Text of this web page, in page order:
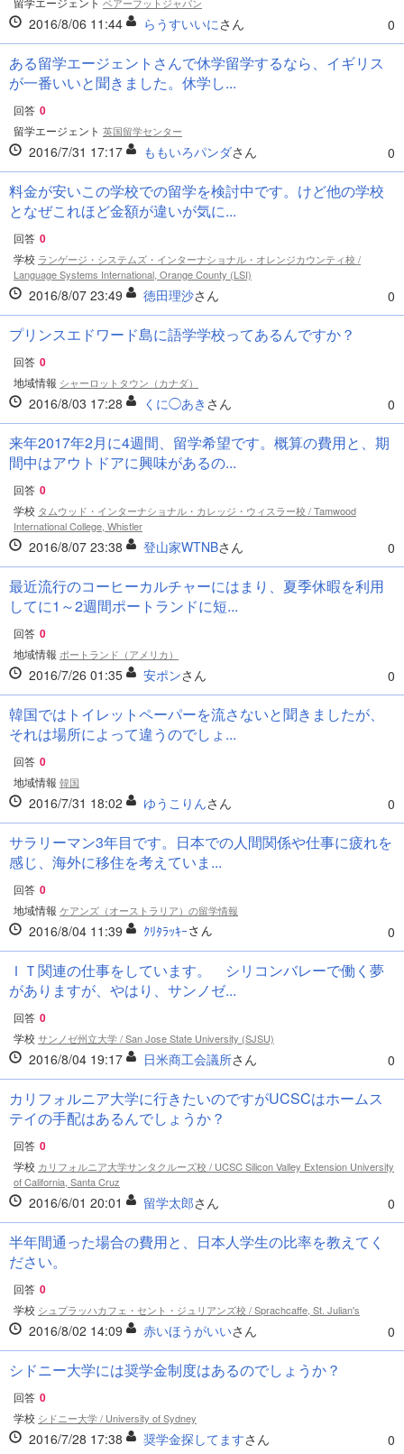
ベアーフットジャパン
2016/8/06 11:44 らうすいいにさん 0
ある留学エージェントさんで休学留学するなら、イギリス
が一番いいと聞きました。休学し...
回答 0
留学エージェント 英国留学センター
2016/7/31 17:17 ももいろパンダさん 0
料金が安いこの学校での留学を検討中です。けど他の学校
となぜこれほど金額が違いが気に...
回答 0
学校 ランゲージ・システムズ・インターナショナル・オレンジカウンティ校 /
Language Systems International, Orange County (LSI)
2016/8/07 23:49 徳田理沙さん 0
プリンスエドワード島に語学学校ってあるんですか？
回答 0
地域情報 シャーロットタウン（カナダ）
2016/8/03 17:28 くに◯あき さん 0
来年2017年2月に4週間、留学希望です。概算の費用と、期
間中はアウトドアに興味があるの...
回答 0
学校 タムウッド・インターナショナル・カレッジ・ウィスラー校 / Tamwood
International College, Whistler
2016/8/07 23:38 登山家WTNBさん 0
最近流行のコーヒーカルチャーにはまり、夏季休暇を利用
してに1～2週間ポートランドに短...
回答 0
地域情報 ポートランド（アメリカ）
2016/7/26 01:35 安ポンさん 0
韓国ではトイレットペーパーを流さないと聞きましたが、
それは場所によって違うのでしょ...
回答 0
地域情報 韓国
2016/7/31 18:02 ゆうこりんさん 0
サラリーマン3年目です。日本での人間関係や仕事に疲れを
感じ、海外に移住を考えていま...
回答 0
地域情報 ケアンズ（オーストラリア）の留学情報
2016/8/04 11:39 ｸﾘﾀﾗｯｷｰさん 0
ＩＴ関連の仕事をしています。 シリコンバレーで働く夢
がありますが、やはり、サンノゼ...
回答 0
学校サンノゼ州立大学 / San Jose State University (SJSU)
2016/8/04 19:17 日米商工会議所さん 0
カリフォルニア大学に行きたいのですがUCSCはホームス
テイの手配はあるんでしょうか？
回答 0
学校 カリフォルニア大学サンタクルーズ校 / UCSC Silicon Valley Extension University
of California, Santa Cruz
2016/6/01 20:01 留学太郎さん 0
半年間通った場合の費用と、日本人学生の比率を教えてく
ださい。
回答 0
学校 シュプラッハカフェ・セント・ジュリアンズ校 / Sprachcaffe, St. Julian's
2016/8/02 14:09 赤いほうがいいさん 0
シドニー大学には奨学金制度はあるのでしょうか？
回答 0
学校 シドニー大学 / University of Sydney
2016/7/28 17:38 奨学金探してますさん 0